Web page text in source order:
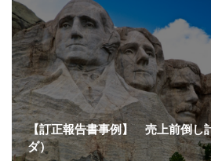
【訂正報告書事例】 売上前倒し
ダ）